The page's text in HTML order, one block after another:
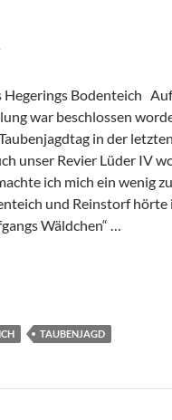
Hegerings Bodenteich
war beschlossen
in der
unser Revier Lüder IV
ich mich ein wenig
und Reinstorf hörte
Wäldchen“ …
TAUBENJAGD